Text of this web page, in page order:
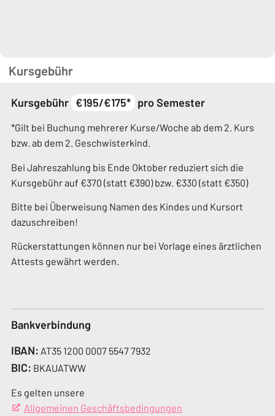
Kursgebühr
Kursgebühr €195/€175* pro Semester
*Gilt bei Buchung mehrerer Kurse/Woche ab dem 2. Kurs
bzw. ab dem 2. Geschwisterkind.
Bei Jahreszahlung bis Ende Oktober reduziert sich die
Kursgebühr auf €370 (statt €390) bzw. €330 (statt €350)
Bitte bei Überweisung Namen des Kindes und Kursort
dazuschreiben!
Rückerstattungen können nur bei Vorlage eines ärztlichen
Attests gewährt werden.
Bankverbindung
IBAN: AT35 1200 0007 5547 7932
BIC: BKAUATWW
Es gelten unsere
Allgemeinen Geschäftsbedingungen